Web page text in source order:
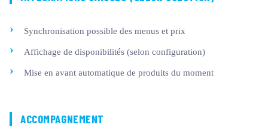
Synchronisation possible des menus et prix
Affichage de disponibilités (selon configuration)
Mise en avant automatique de produits du moment
ACCOMPAGNEMENT